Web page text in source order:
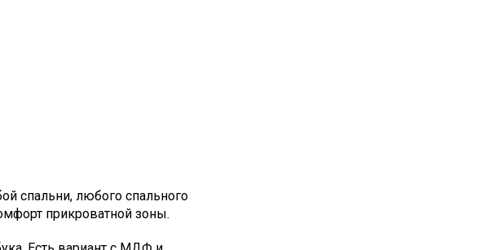
спальни, любого спального
прикроватной зоны.